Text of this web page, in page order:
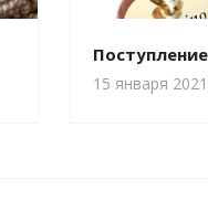
15 января 2021